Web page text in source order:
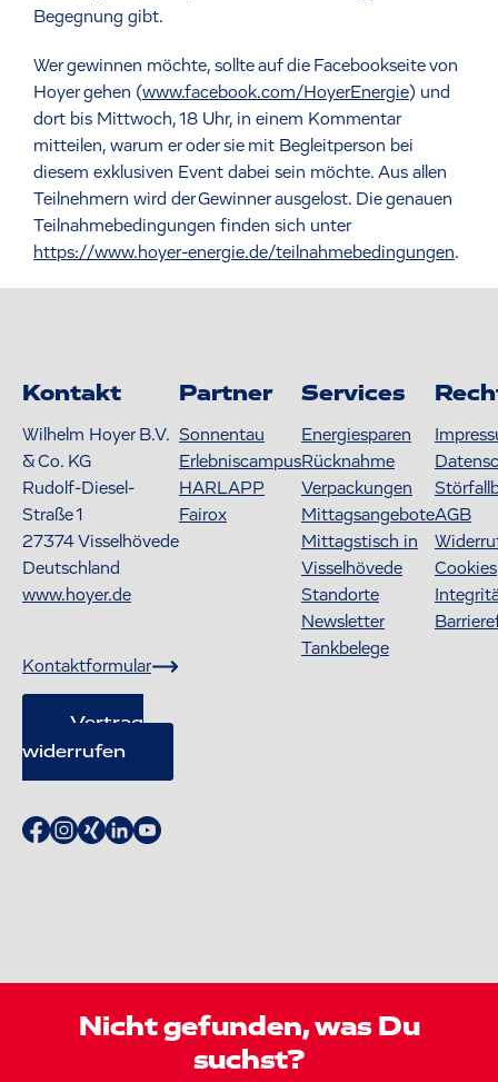
Begegnung gibt.
Wer gewinnen möchte, sollte auf die Facebookseite von
Hoyer gehen (www.facebook.com/HoyerEnergie) und
dort bis Mittwoch, 18 Uhr, in einem Kommentar
mitteilen, warum er oder sie mit Begleitperson bei
diesem exklusiven Event dabei sein möchte. Aus allen
Teilnehmern wird der Gewinner ausgelost. Die genauen
Teilnahmebedingungen finden sich unter
https://www.hoyer-energie.de/teilnahmebedingungen.
Kontakt
Wilhelm Hoyer B.V.
& Co. KG
Rudolf-Diesel-
Straße 1
27374Visselhövede
Deutschland
www.hoyer.de
Kontaktformular
Vertrag
widerrufen
Partner
Sonnentau
Erlebniscampus
HARLAPP
Fairox
Services
Energiesparen
Rücknahme
Verpackungen
Mittagsangebote
Mittagstisch in
Visselhövede
Standorte
Newsletter
Tankbelege
AGB
Cookies
Nicht gefunden, was Du
suchst?